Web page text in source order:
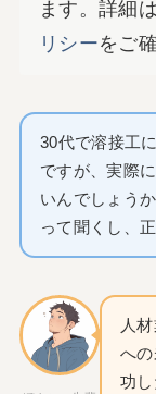
ます。詳細は
リシーをご
30代で溶接工
ですが、実際
いんでしょう
って聞くし、
人
へ
功